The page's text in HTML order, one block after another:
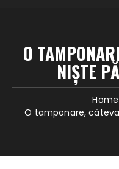
O
NIȘTE
Home
O tamponare,